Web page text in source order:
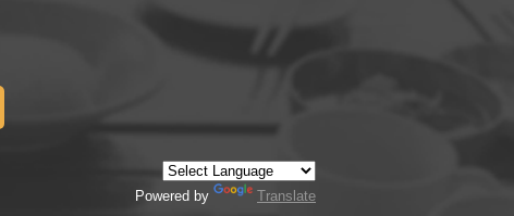
Powered by Translate